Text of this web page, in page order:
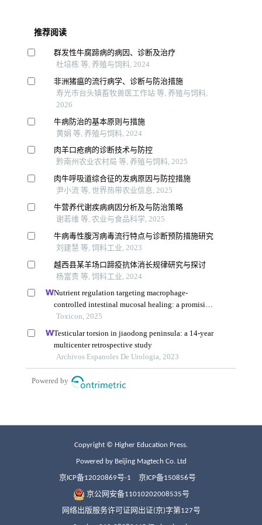
Copyright © Higher Education Press.
Powered by Beijing Magtech Co. Ltd
京ICP备12020869号-1 京ICP备150856号
京公网安备11010202008535号
网络出版服务许可证网出证(京)字第127号